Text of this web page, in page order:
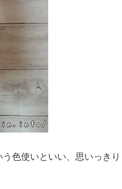
色使いといい、思いっきり